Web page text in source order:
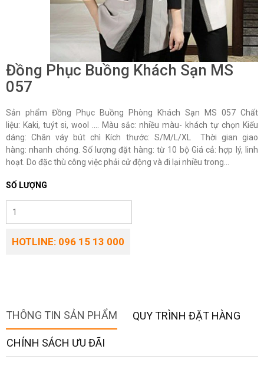
Đồng Phục Buồng Khách Sạn MS
057
Sản phẩm Đồng Phục Buồng Phòng Khách Sạn MS 057 Chất
liệu: Kaki, tuýt si, wool …. Màu sắc: nhiều màu- khách tự chọn Kiểu
dáng: Chân váy bút chì Kích thước: S/M/L/XL Thời gian giao
hàng: nhanh chóng. Số lượng đặt hàng: từ 10 bộ Giá cả: hợp lý, linh
hoạt. Do đặc thù công việc phải cử động và đi lại nhiều trong...
SỐ LƯỢNG
HOTLINE: 096 15 13 000
THÔNG TIN SẢN PHẨM QUY TRÌNH ĐẶT HÀNG
CHÍNH SÁCH ƯU ĐÃI